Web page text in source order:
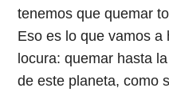
tenemos que quemar
Eso es lo que vamos a
locura: quemar hasta
de este planeta, como